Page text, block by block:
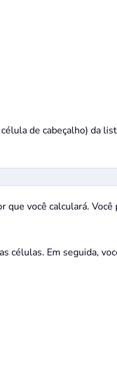
de cabeçalho) da
que você calculará.
células. Em seguida,